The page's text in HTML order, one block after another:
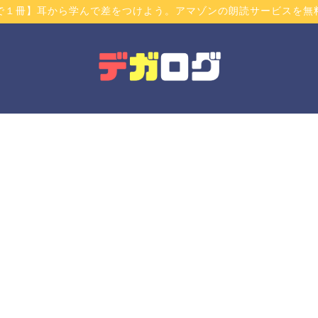
１冊】耳から学んで差をつけよう。アマゾンの朗読サービスを無